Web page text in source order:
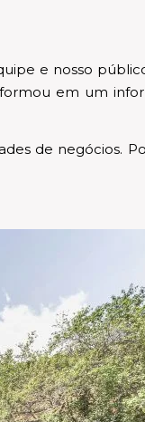
e nosso
em um
de negócios.